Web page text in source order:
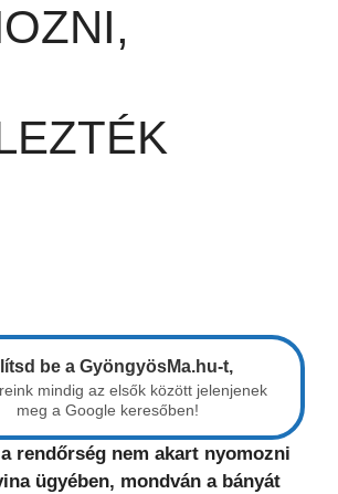
be a GyöngyösMa.hu-t,
mindig az elsők között jelenjenek
meg a Google keresőben!
rendőrség nem akart nyomozni
ügyében, mondván a bányát